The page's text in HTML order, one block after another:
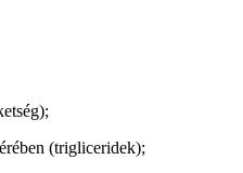
(trigliceridek);